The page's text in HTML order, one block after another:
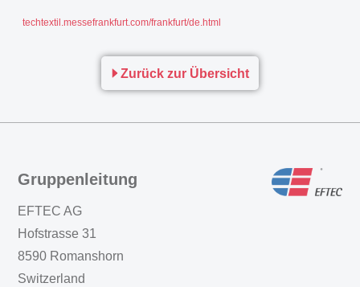
techtextil.messefrankfurt.com/frankfurt/de.html
Zurück zur Übersicht
Gruppenleitung
EFTEC AG
Hofstrasse 31
8590 Romanshorn
Switzerland